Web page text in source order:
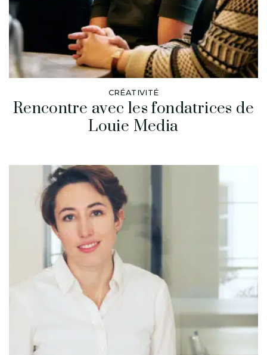
CRÉATIVITÉ
Rencontre avec les fondatrices de
Louie Media